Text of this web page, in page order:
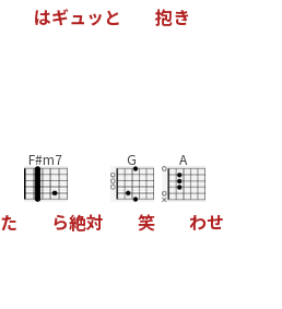
はギュッ と 抱き
た
F#m7
ら絶対
G
笑
A
わせ